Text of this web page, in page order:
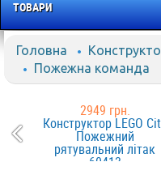
ТОВАРИ
Головна
Пожежна команда
2949 грн.
Конструктор LEGO
Пожежний
рятувальний літак
60413